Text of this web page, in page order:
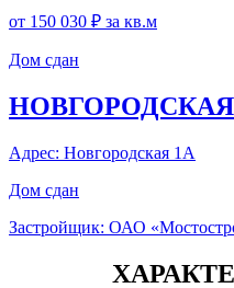
от 150 030 ₽ за кв.м
Дом сдан
НОВГОРОДСКАЯ
Адрес: Новгородская 1А
Дом сдан
Застройщик: ОАО